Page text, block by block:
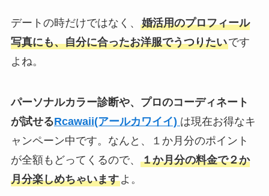
デートの時だけではなく、 婚活用のプロフィール
写真にも、自分に合ったお洋服でうつりたいです
よね。
パーソナルカラー診断や、プロのコーディネート
が試せるRcawaii(アールカワイイ) は現在お得なキ
ャンペーン中です。なんと、１か月分のポイント
が全額もどってくるので、 １か月分の料金で２か
月分楽しめちゃいますよ。